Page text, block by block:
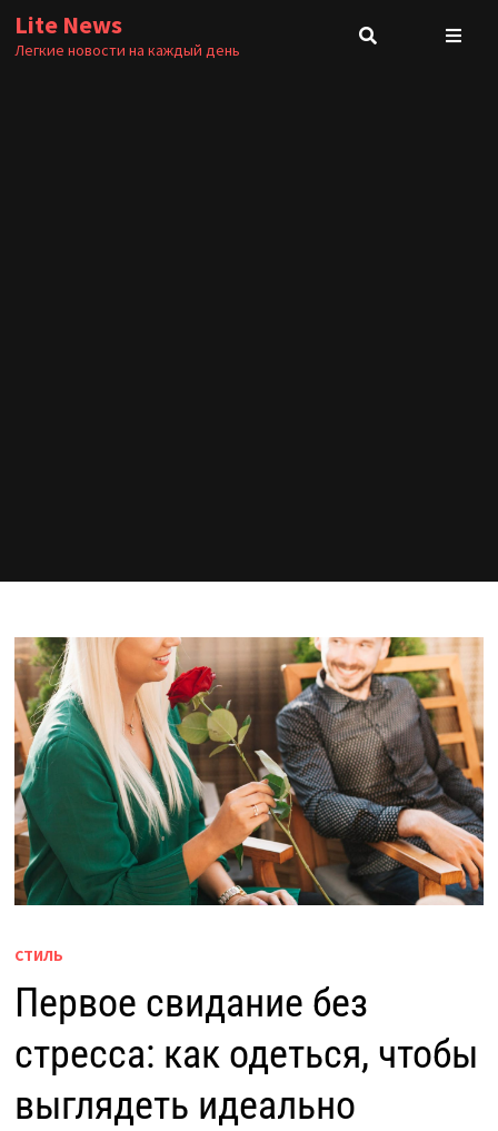
Перейти
Lite News
Легкие новости на каждый день
СТИЛЬ
Первое свидание без
стресса: как одеться, чтобы
выглядеть идеально